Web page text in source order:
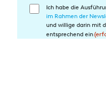
Einwilligung
Ich habe die
im Rahmen der
und willige darin mit
entsprechend ein